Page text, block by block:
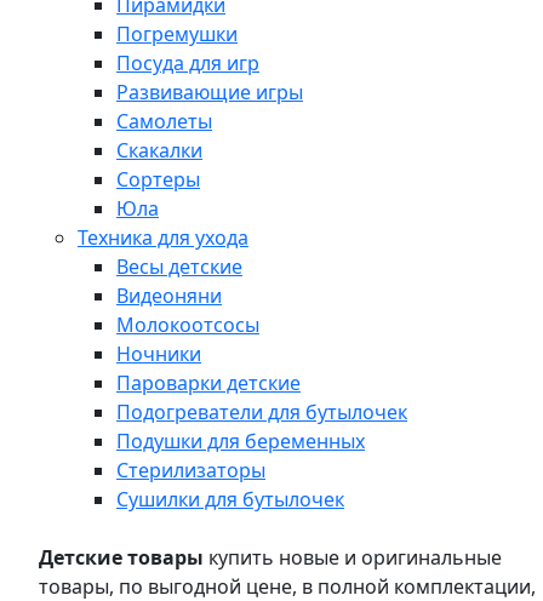
Погремушки
Посуда для игр
Развивающие игры
Самолеты
Скакалки
Сортеры
Юла
Техника для ухода
Весы детские
Видеоняни
Молокоотсосы
Ночники
Пароварки детские
Подогреватели для бутылочек
Подушки для беременных
Стерилизаторы
Сушилки для бутылочек
Детские товары купить новые и оригинальные
товары, по выгодной цене, в полной комплектации,